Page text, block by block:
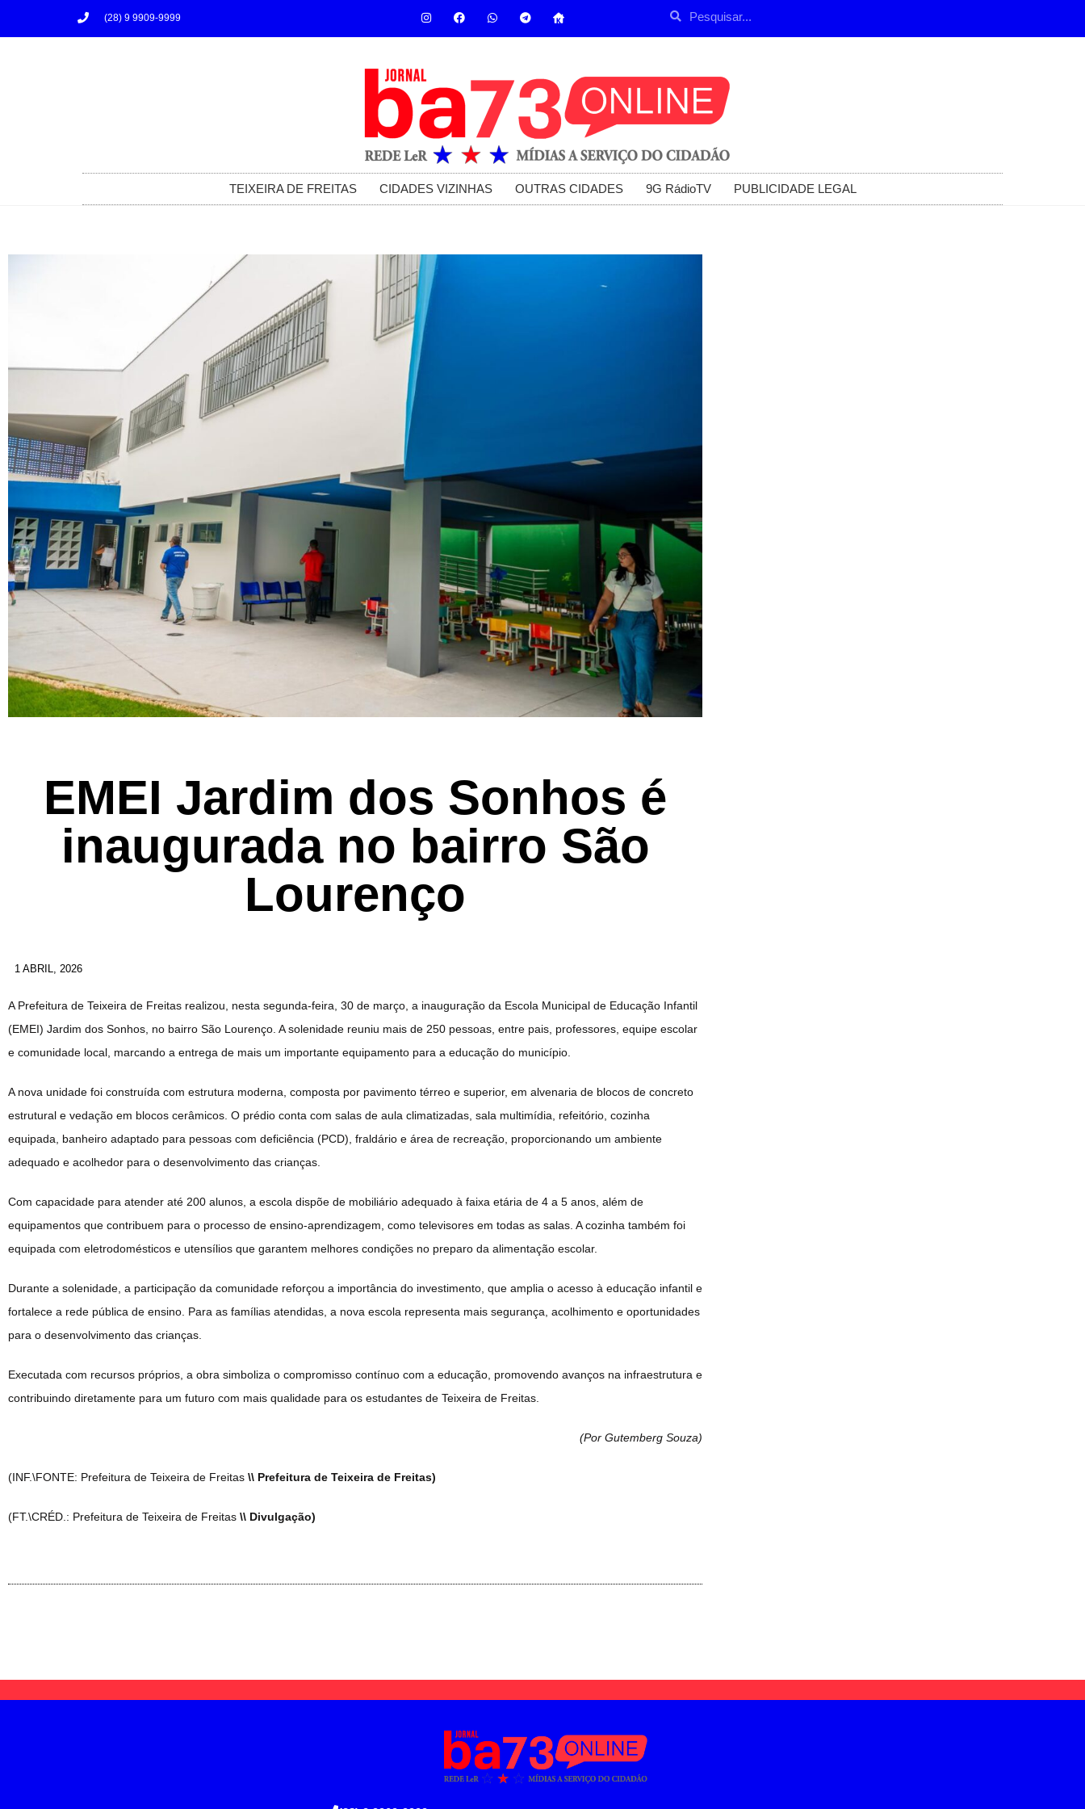
(28) 9 9909-9999
TEIXEIRA DE FREITAS CIDADES VIZINHAS OUTRAS CIDADES 9G RádioTV PUBLICIDADE LEGAL
EMEI Jardim dos Sonhos é
inaugurada no bairro São
Lourenço
1 ABRIL, 2026
A Prefeitura de Teixeira de Freitas realizou, nesta segunda-feira, 30 de março, a inauguração da Escola Municipal de Educação Infantil
(EMEI) Jardim dos Sonhos, no bairro São Lourenço. A solenidade reuniu mais de 250 pessoas, entre pais, professores, equipe escolar
e comunidade local, marcando a entrega de mais um importante equipamento para a educação do município.
A nova unidade foi construída com estrutura moderna, composta por pavimento térreo e superior, em alvenaria de blocos de concreto
estrutural e vedação em blocos cerâmicos. O prédio conta com salas de aula climatizadas, sala multimídia, refeitório, cozinha
equipada, banheiro adaptado para pessoas com deficiência (PCD), fraldário e área de recreação, proporcionando um ambiente
adequado e acolhedor para o desenvolvimento das crianças.
Com capacidade para atender até 200 alunos, a escola dispõe de mobiliário adequado à faixa etária de 4 a 5 anos, além de
equipamentos que contribuem para o processo de ensino-aprendizagem, como televisores em todas as salas. A cozinha também foi
equipada com eletrodomésticos e utensílios que garantem melhores condições no preparo da alimentação escolar.
Durante a solenidade, a participação da comunidade reforçou a importância do investimento, que amplia o acesso à educação infantil e
fortalece a rede pública de ensino. Para as famílias atendidas, a nova escola representa mais segurança, acolhimento e oportunidades
para o desenvolvimento das crianças.
Executada com recursos próprios, a obra simboliza o compromisso contínuo com a educação, promovendo avanços na infraestrutura e
contribuindo diretamente para um futuro com mais qualidade para os estudantes de Teixeira de Freitas.
(Por Gutemberg Souza)
(INF.\FONTE: Prefeitura de Teixeira de Freitas \\ Prefeitura de Teixeira de Freitas)
(FT.\CRÉD.: Prefeitura de Teixeira de Freitas \\ Divulgação)